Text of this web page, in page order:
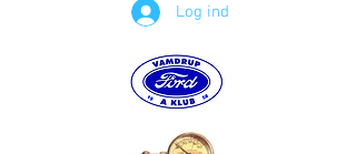
Log ind